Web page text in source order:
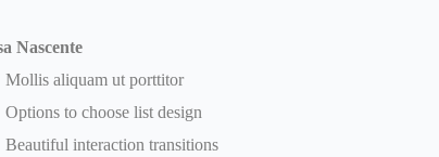
Nascente
Mollis aliquam ut porttitor
Options to choose list design
Beautiful interaction transitions